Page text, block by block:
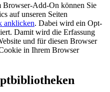
Browser-Add-On können Sie
auf unseren Seiten
anklicken. Dabei wird ein Opt-
Damit wird die Erfassung
und für diesen Browser
in Ihrem Browser